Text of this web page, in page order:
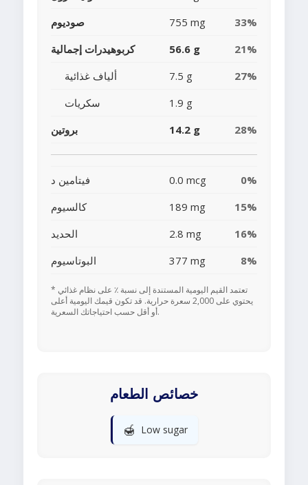
صوديوم
755 mg
33%
كربوهيدرات إجمالية
56.6 g
21%
ألياف غذائية
7.5 g
27%
سكريات
1.9 g
بروتين
14.2 g 28%
فيتامين د 0.0 mcg
0%
كالسيوم
189 mg
15%
الحديد
2.8 mg
16%
البوتاسيوم
377 mg 8%
* تعتمد القيم اليومية المستندة إلى نسبة ٪ على نظام غذائي
يحتوي على 2,000 سعرة حرارية. قد تكون قيمك اليومية أعلى
أو أقل حسب احتياجاتك السعرية.
خصائص الطعام
🍯 Low sugar